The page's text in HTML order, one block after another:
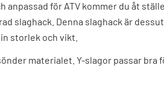
för ATV kommer du åt
slaghack. Denna slaghack är
storlek och vikt.
materialet. Y-slagor passar bra